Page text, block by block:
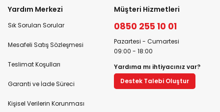
Yardım Merkezi
Sık Sorulan Sorular
Mesafeli Satış Sözleşmesi
Teslimat Koşulları
Garanti ve İade Süreci
Kişisel Verilerin Korunması
Müşteri Hizmetleri
0850 255 10 01
Pazartesi - Cumartesi
09:00 - 18:00
Yardıma mı ihtiyacınız var?
Destek Talebi Oluştur